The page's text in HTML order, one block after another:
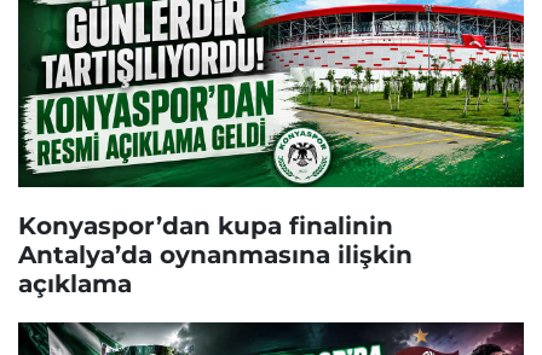
Konyaspor’dan kupa finalinin
Antalya’da oynanmasına ilişkin
açıklama